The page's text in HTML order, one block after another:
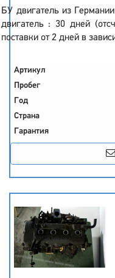
БУ двигатель из
двигатель : 30 дней
поставки от 2 дней в
Артикул
Пробег
Год
Страна
Гарантия